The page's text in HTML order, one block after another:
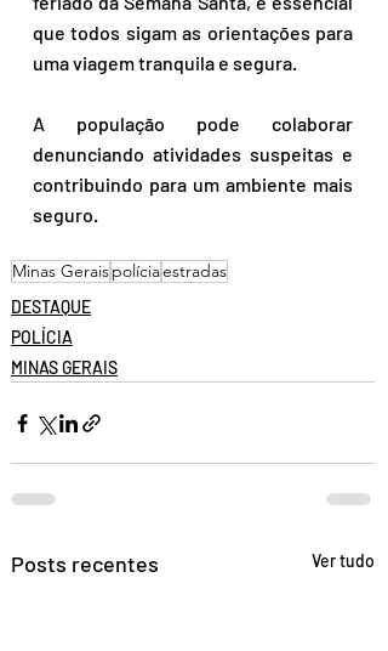
que todos sigam as orientações para
uma viagem tranquila e segura.
A população pode colaborar
denunciando atividades suspeitas e
contribuindo para um ambiente mais
seguro.
Minas Geraispolíciaestradas
DESTAQUE
POLÍCIA
MINAS GERAIS
Posts recentes Ver tudo